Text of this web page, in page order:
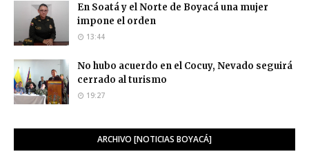
En Soatá y el Norte de Boyacá una mujer
impone el orden
13:44
No hubo acuerdo en el Cocuy, Nevado seguirá
cerrado al turismo
19:27
ARCHIVO [NOTICIAS BOYACÁ]